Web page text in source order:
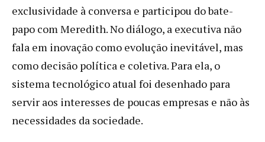
exclusividade à conversa e participou do bate-
papo com Meredith. No diálogo, a executiva não
fala em inovação como evolução inevitável, mas
como decisão política e coletiva. Para ela, o
sistema tecnológico atual foi desenhado para
servir aos interesses de poucas empresas e não às
necessidades da sociedade.